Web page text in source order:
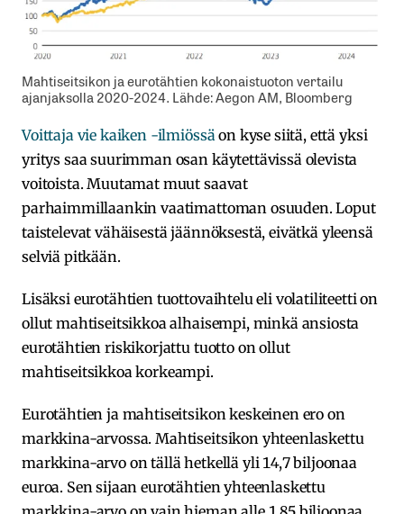
Mahtiseitsikon ja eurotähtien kokonaistuoton vertailu
ajanjaksolla 2020-2024. Lähde: Aegon AM, Bloomberg
Voittaja vie kaiken -ilmiössä on kyse siitä, että yksi
yritys saa suurimman osan käytettävissä olevista
voitoista. Muutamat muut saavat
parhaimmillaankin vaatimattoman osuuden. Loput
taistelevat vähäisestä jäännöksestä, eivätkä yleensä
selviä pitkään.
Lisäksi eurotähtien tuottovaihtelu eli volatiliteetti on
ollut mahtiseitsikkoa alhaisempi, minkä ansiosta
eurotähtien riskikorjattu tuotto on ollut
mahtiseitsikkoa korkeampi.
Eurotähtien ja mahtiseitsikon keskeinen ero on
markkina-arvossa. Mahtiseitsikon yhteenlaskettu
markkina-arvo on tällä hetkellä yli 14,7 biljoonaa
euroa. Sen sijaan eurotähtien yhteenlaskettu